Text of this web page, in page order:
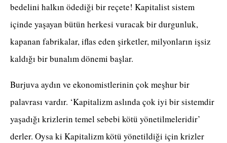
bedelini halkın ödediği bir reçete! Kapitalist sistem
içinde yaşayan bütün herkesi vuracak bir durgunluk,
kapanan fabrikalar, iflas eden şirketler, milyonların işsiz
kaldığı bir bunalım dönemi başlar.
Burjuva aydın ve ekonomistlerinin çok meşhur bir
palavrası vardır. ‘Kapitalizm aslında çok iyi bir sistemdir
yaşadığı krizlerin temel sebebi kötü yönetilmeleridir’
derler. Oysa ki Kapitalizm kötü yönetildiği için krizler